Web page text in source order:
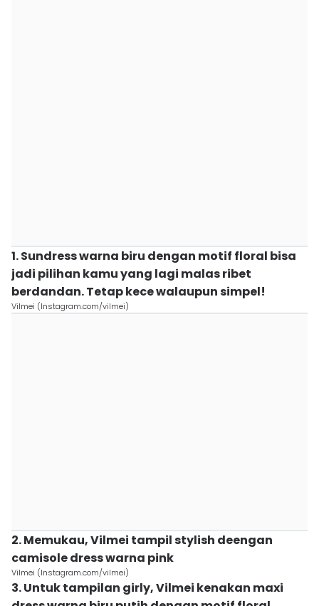
1. Sundress warna biru dengan motif floral bisa
jadi pilihan kamu yang lagi malas ribet
berdandan. Tetap kece walaupun simpel!
Vilmei (Instagram.com/vilmei)
2. Memukau, Vilmei tampil stylish deengan
camisole dress warna pink
Vilmei (Instagram.com/vilmei)
3. Untuk tampilan girly, Vilmei kenakan maxi